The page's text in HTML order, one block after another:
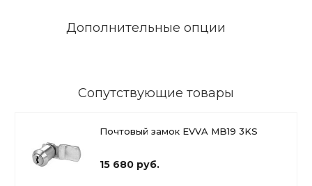
Дополнительные опции
Сопутствующие товары
Почтовый замок EVVA MB19 3KS
15 680 руб.